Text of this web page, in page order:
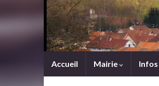
Accueil Mairie Infos